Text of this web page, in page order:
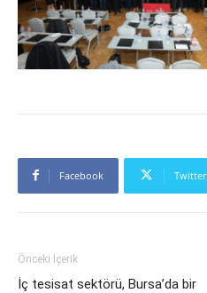
Facebook Twitter
Önceki İçerik
İç tesisat sektörü, Bursa’da bir